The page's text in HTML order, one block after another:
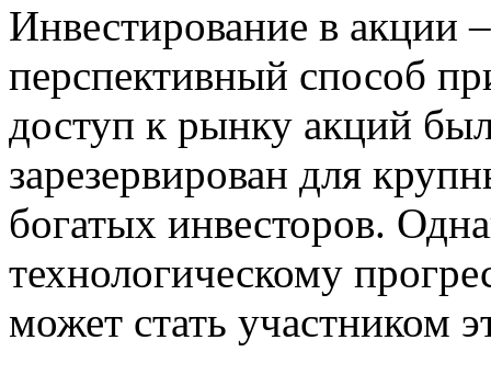
Инвестирование в акции
перспективный способ
доступ к рынку акций
зарезервирован для
богатых инвесторов.
технологическому
может стать участником